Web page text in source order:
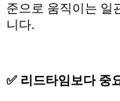
준으로 움직이는 일
니다.
✅ 리드타임보다 중